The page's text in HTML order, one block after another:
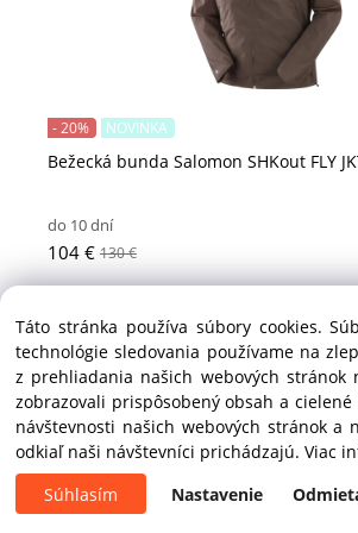
Bežecká bunda Salomon SHKout FLY
- 20% NOVINKA
do 10 dní
104 € 130 €
Táto stránka používa súbory cookies.
technológie sledovania používame na
z prehliadania našich webových stránok
zobrazovali prispôsobený obsah a
návštevnosti našich webových stránok a
odkiaľ naši návštevníci prichádzajú. Viac
Súhlasím
Nastavenie